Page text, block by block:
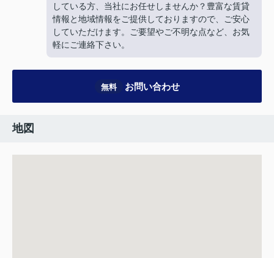
している方、当社にお任せしませんか？豊富な賃貸
情報と地域情報をご提供しておりますので、ご安心
していただけます。ご要望やご不明な点など、お気
軽にご連絡下さい。
無料 お問い合わせ
地図